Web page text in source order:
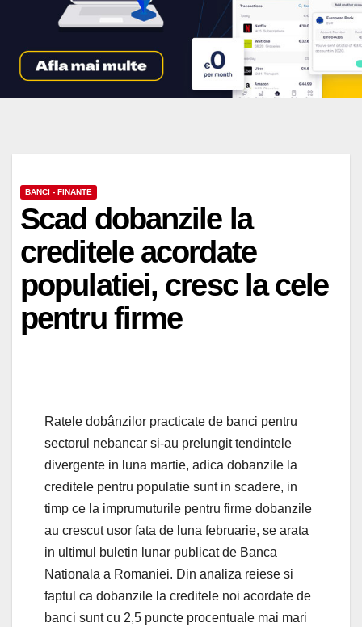
BANCI - FINANTE
Scad dobanzile la
creditele acordate
populatiei, cresc la cele
pentru firme
Ratele dobânzilor practicate de banci pentru
sectorul nebancar si-au prelungit tendintele
divergente in luna martie, adica dobanzile la
creditele pentru populatie sunt in scadere, in
timp ce la imprumuturile pentru firme dobanzile
au crescut usor fata de luna februarie, se arata
in ultimul buletin lunar publicat de Banca
Nationala a Romaniei. Din analiza reiese si
faptul ca dobanzile la creditele noi acordate de
banci sunt cu 2,5 puncte procentuale mai mari